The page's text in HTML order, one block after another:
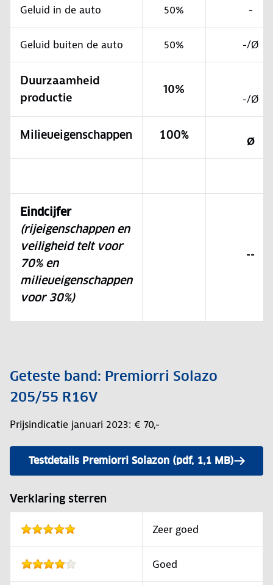
Geluid in de auto 50% -
Geluid buiten de auto 50% -/Ø
Duurzaamheid
productie
10%
-/Ø
Milieueigenschappen 100% Ø
Eindcijfer
(rijeigenschappen en
veiligheid telt voor
70% en
milieueigenschappen
voor 30%)
--
Geteste band: Premiorri Solazo
205/55 R16V
Prijsindicatie januari 2023: € 70,-
Testdetails Premiorri Solazon (pdf, 1,1 MB)
Verklaring sterren
Zeer goed
Goed